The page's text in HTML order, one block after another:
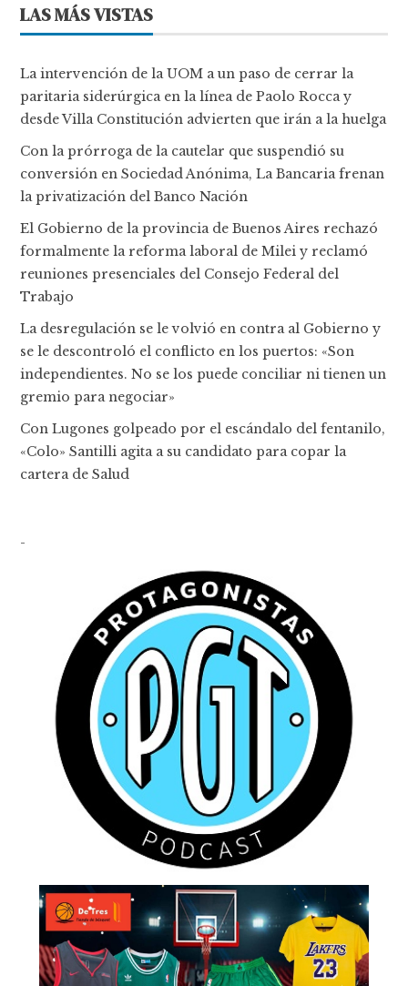
LAS MÁS VISTAS
La intervención de la UOM a un paso de cerrar la
paritaria siderúrgica en la línea de Paolo Rocca y
desde Villa Constitución advierten que irán a la huelga
Con la prórroga de la cautelar que suspendió su
conversión en Sociedad Anónima, La Bancaria frenan
la privatización del Banco Nación
El Gobierno de la provincia de Buenos Aires rechazó
formalmente la reforma laboral de Milei y reclamó
reuniones presenciales del Consejo Federal del
Trabajo
La desregulación se le volvió en contra al Gobierno y
se le descontroló el conflicto en los puertos: «Son
independientes. No se los puede conciliar ni tienen un
gremio para negociar»
Con Lugones golpeado por el escándalo del fentanilo,
«Colo» Santilli agita a su candidato para copar la
cartera de Salud
-